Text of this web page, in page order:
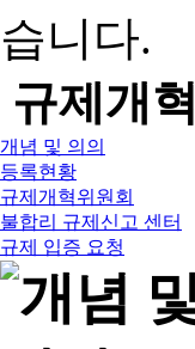
습니다.
규제개혁
개념 및 의의
등록현황
규제개혁위원회
불합리 규제신고 센터
규제 입증 요청